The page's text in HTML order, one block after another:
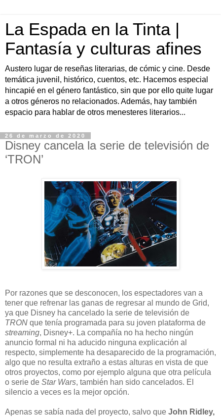
La Espada en la Tinta |
Fantasía y culturas afines
Austero lugar de reseñas literarias, de cómic y cine. Desde
temática juvenil, histórico, cuentos, etc. Hacemos especial
hincapié en el género fantástico, sin que por ello quite lugar
a otros géneros no relacionados. Además, hay también
espacio para hablar de otros menesteres literarios...
26 de marzo de 2020
Disney cancela la serie de televisión de
‘TRON’
Por razones que se desconocen, los espectadores van a
tener que refrenar las ganas de regresar al mundo de Grid,
ya que Disney ha cancelado la serie de televisión de
TRON que tenía programada para su joven plataforma de
streaming, Disney+. La compañía no ha hecho ningún
anuncio formal ni ha aducido ninguna explicación al
respecto, simplemente ha desaparecido de la programación,
algo que no resulta extraño a estas alturas en vista de que
otros proyectos, como por ejemplo alguna que otra película
o serie de Star Wars, también han sido cancelados. El
silencio a veces es la mejor opción.
Apenas se sabía nada del proyecto, salvo que John Ridley,